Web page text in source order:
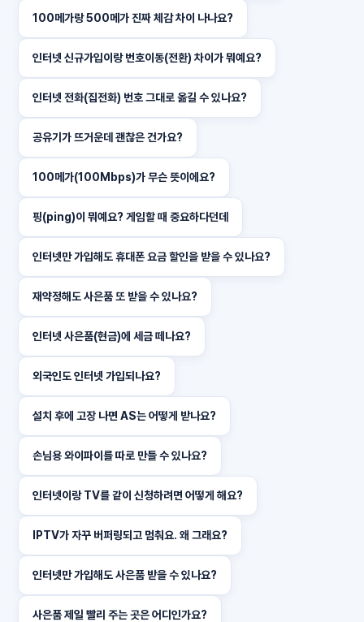
100메가랑 500메가 진짜 체감 차이 나나요?
인터넷 신규가입이랑 번호이동(전환) 차이가 뭐예요?
인터넷 전화(집전화) 번호 그대로 옮길 수 있나요?
공유기가 뜨거운데 괜찮은 건가요?
100메가(100Mbps)가 무슨 뜻이에요?
핑(ping)이 뭐예요? 게임할 때 중요하다던데
인터넷만 가입해도 휴대폰 요금 할인을 받을 수 있나요?
재약정해도 사은품 또 받을 수 있나요?
인터넷 사은품(현금)에 세금 떼나요?
외국인도 인터넷 가입되나요?
설치 후에 고장 나면 AS는 어떻게 받나요?
손님용 와이파이를 따로 만들 수 있나요?
인터넷이랑 TV를 같이 신청하려면 어떻게 해요?
IPTV가 자꾸 버퍼링되고 멈춰요. 왜 그래요?
인터넷만 가입해도 사은품 받을 수 있나요?
사은품 제일 빨리 주는 곳은 어디인가요?